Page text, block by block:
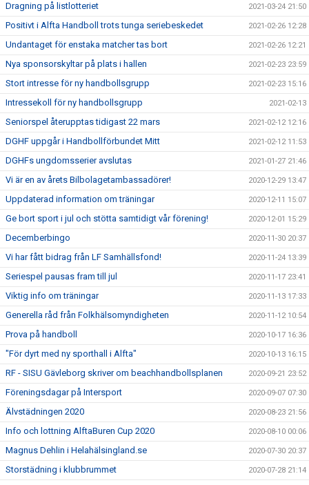
Dragning på listlotteriet 2021-03-24 21:50
Positivt i Alfta Handboll trots tunga seriebeskedet 2021-02-26 12:28
Undantaget för enstaka matcher tas bort 2021-02-26 12:21
Nya sponsorskyltar på plats i hallen 2021-02-23 23:59
Stort intresse för ny handbollsgrupp 2021-02-23 15:16
Intressekoll för ny handbollsgrupp 2021-02-13
Seniorspel återupptas tidigast 22 mars 2021-02-12 12:16
DGHF uppgår i Handbollförbundet Mitt 2021-02-12 11:53
DGHFs ungdomsserier avslutas 2021-01-27 21:46
Vi är en av årets Bilbolagetambassadörer! 2020-12-29 13:47
Uppdaterad information om träningar 2020-12-11 15:07
Ge bort sport i jul och stötta samtidigt vår förening! 2020-12-01 15:29
Decemberbingo 2020-11-30 20:37
Vi har fått bidrag från LF Samhällsfond! 2020-11-24 13:39
Seriespel pausas fram till jul 2020-11-17 23:41
Viktig info om träningar 2020-11-13 17:33
Generella råd från Folkhälsomyndigheten 2020-11-12 10:54
Prova på handboll 2020-10-17 16:36
"För dyrt med ny sporthall i Alfta" 2020-10-13 16:15
RF - SISU Gävleborg skriver om beachhandbollsplanen 2020-09-21 23:52
Föreningsdagar på Intersport 2020-09-07 07:30
Älvstädningen 2020 2020-08-23 21:56
Info och lottning AlftaBuren Cup 2020 2020-08-10 00:06
Magnus Dehlin i Helahälsingland.se 2020-07-30 20:37
Storstädning i klubbrummet 2020-07-28 21:14